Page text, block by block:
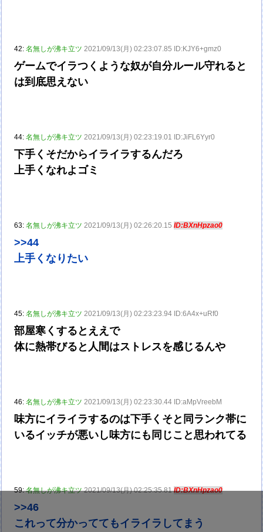
42:名無しが沸キ立ツ 2021/09/13(月) 02:23:07.85 ID:KJY6+gmz0
ゲームでイラつくような奴が自分ルール守れると
は到底思えない
44:名無しが沸キ立ツ 2021/09/13(月) 02:23:19.01 ID:JiFL6Yyr0
下手くそだからイライラするんだろ
上手くなれよゴミ
63:名無しが沸キ立ツ 2021/09/13(月) 02:26:20.15ID:BXnHpzao0
>>44
上手くなりたい
45:名無しが沸キ立ツ 2021/09/13(月) 02:23:23.94 ID:6A4x+uRf0
部屋寒くするとええで
体に熱帯びると人間はストレスを感じるんや
46:名無しが沸キ立ツ 2021/09/13(月) 02:23:30.44 ID:aMpVreebM
味方にイライラするのは下手くそと同ランク帯に
いるイッチが悪いし味方にも同じこと思われてる
59:名無しが沸キ立ツ 2021/09/13(月) 02:25:35.81ID:BXnHpzao0
>>46
これって分かっててもイライラしてまう